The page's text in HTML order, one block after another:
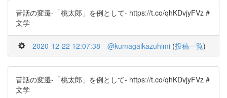
昔話の変遷-「桃太郎」を例として- https://t.co/qhKDvjyFVz #
文学
2020-12-22 12:07:38 @kumagaikazuhimi (投稿一覧)
昔話の変遷-「桃太郎」を例として- https://t.co/qhKDvjyFVz #
文学